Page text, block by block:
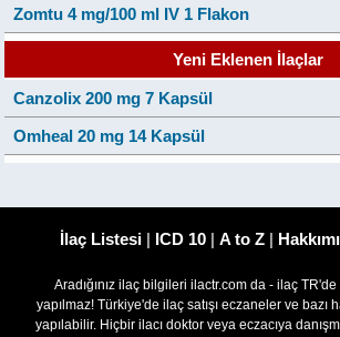
Zomtu 4 mg/100 ml IV 1 Flakon
Yeni Eklenen İlaçlar
Canzolix 200 mg 7 Kapsül
Omheal 20 mg 14 Kapsül
İlaç Listesi | ICD 10 | A to Z |
Aradığınız ilaç bilgileri ilactr.com da - ilaç TR'de
yapılmaz! Türkiye'de ilaç satışı eczaneler ve bazı
yapılabilir. Hiçbir ilacı doktor veya eczacıya